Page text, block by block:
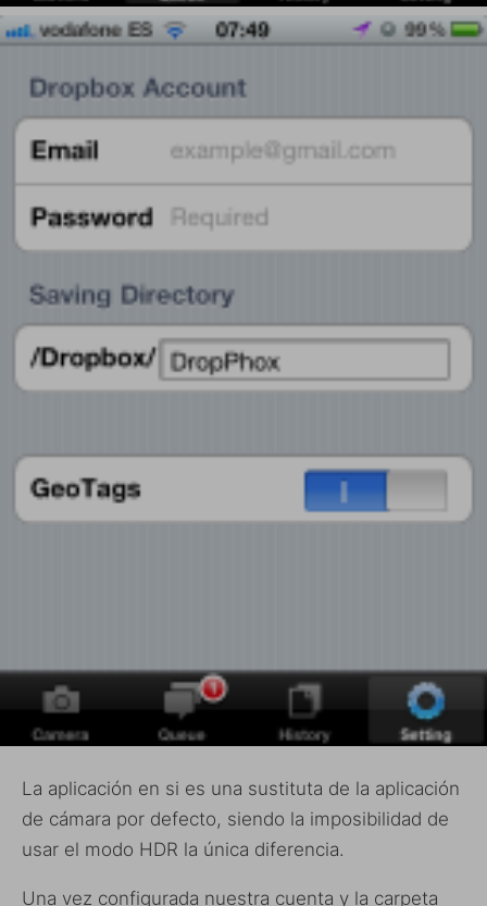
La aplicación en si es una sustituta de la aplicación
de cámara por defecto, siendo la imposibilidad de
usar el modo HDR la única diferencia.
Una vez configurada nuestra cuenta y la carpeta